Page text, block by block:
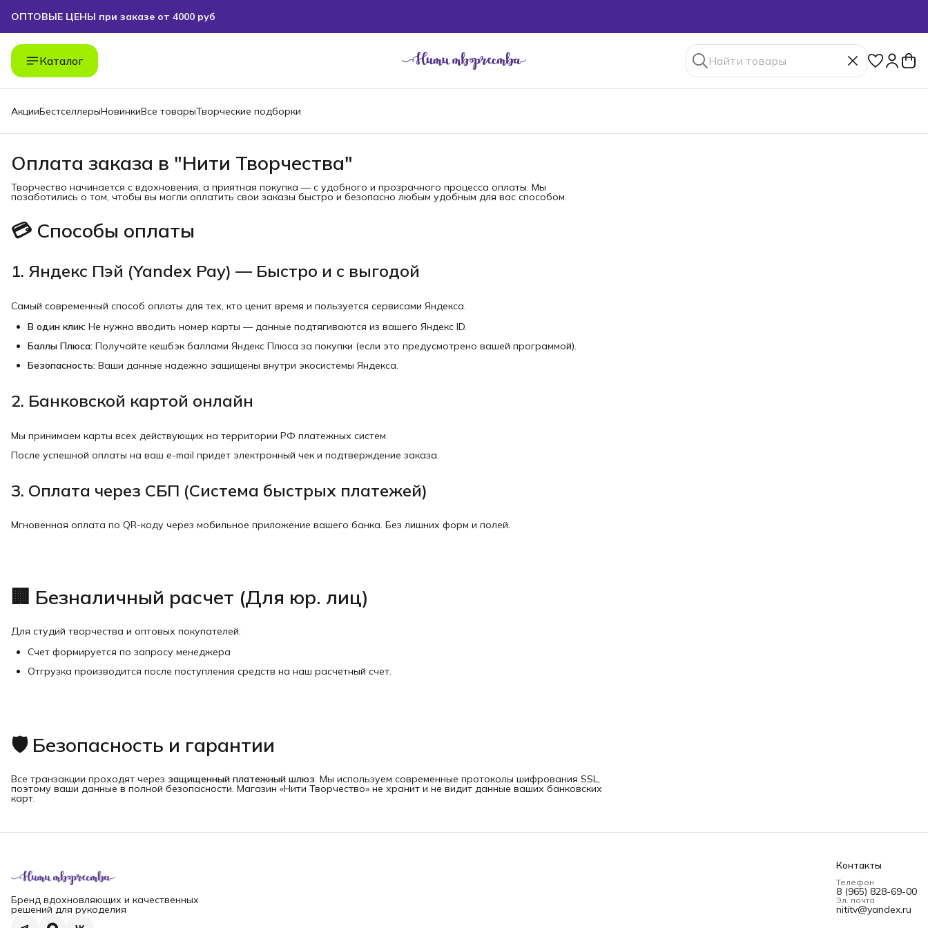
ОПТОВЫЕ ЦЕНЫ при заказе от 4000 руб
БЕСПЛАТНАЯ ДОСТАВКА при заказе от 4000 руб
Каталог
АкцииБестселлерыНовинкиВсе товарыТворческие подборки
Оплата заказа в "Нити Творчества"
Творчество начинается с вдохновения, а приятная покупка — с удобного и прозрачного процесса оплаты. Мы
позаботились о том, чтобы вы могли оплатить свои заказы быстро и безопасно любым удобным для вас способом.
💳 Способы оплаты
1. Яндекс Пэй (Yandex Pay) — Быстро и с выгодой
Самый современный способ оплаты для тех, кто ценит время и пользуется сервисами Яндекса.
В один клик: Не нужно вводить номер карты — данные подтягиваются из вашего Яндекс ID.
Баллы Плюса: Получайте кешбэк баллами Яндекс Плюса за покупки (если это предусмотрено вашей программой).
Безопасность: Ваши данные надежно защищены внутри экосистемы Яндекса.
2. Банковской картой онлайн
Мы принимаем карты всех действующих на территории РФ платежных систем.
После успешной оплаты на ваш e-mail придет электронный чек и подтверждение заказа.
3. Оплата через СБП (Система быстрых платежей)
Мгновенная оплата по QR-коду через мобильное приложение вашего банка. Без лишних форм и полей.
🏢 Безналичный расчет (Для юр. лиц)
Для студий творчества и оптовых покупателей:
Счет формируется по запросу менеджера
Отгрузка производится после поступления средств на наш расчетный счет.
🛡 Безопасность и гарантии
Все транзакции проходят через защищенный платежный шлюз. Мы используем современные протоколы шифрования SSL,
поэтому ваши данные в полной безопасности. Магазин «Нити Творчество» не хранит и не видит данные ваших банковских
карт.
Бренд вдохновляющих и качественных
решений для рукоделия
Контакты
Телефон
8 (965) 828-69-00
Эл. почта
nititv@yandex.ru